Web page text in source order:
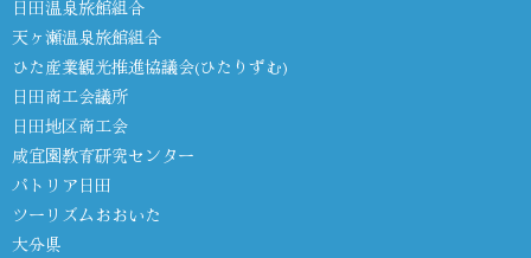
日田温泉旅館組合
天ヶ瀬温泉旅館組合
ひた産業観光推進協議会(ひたりずむ)
日田商工会議所
日田地区商工会
咸宜園教育研究センター
パトリア日田
ツーリズムおおいた
大分県